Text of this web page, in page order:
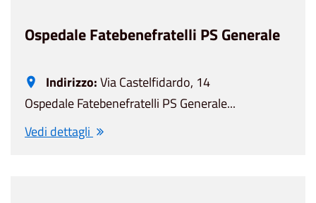
Ospedale Fatebenefratelli PS Generale
Indirizzo:Via Castelfidardo, 14
Ospedale Fatebenefratelli PS Generale...
Vedi dettagli